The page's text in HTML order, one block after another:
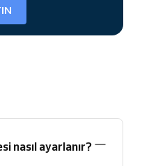
nasıl ayarlanır?